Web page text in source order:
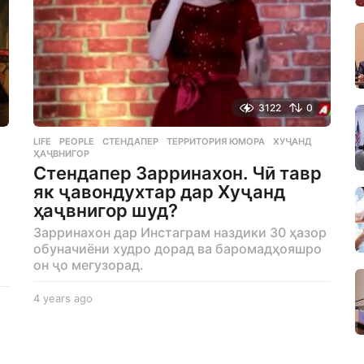
3122 0
LIFE ,PEOPLE СТЕНДАПЕР ,ТЕРРИТОРИЯ ЮМОРА ,ХУҶАНД
ҲАҶВНИГОР
Стендапер Зарринахон. Чӣ тавр
як ҷавондухтар дар Хуҷанд
ҳаҷвнигор шуд?
Зарринахон дар Инстаграм наздики 30 ҳазор
обуначиёни худро дорад ва баромадҳояшро
он ҷо мегузорад.
4 years ago